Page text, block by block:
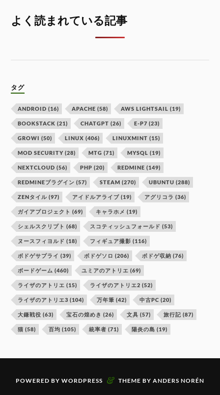
よく読まれている記事
タグ
ANDROID (16) APACHE (58) AWS LIGHTSAIL (19)
BOOKSTACK (21) CHATGPT (26) E-P7 (23)
GROWI (50) LINUX (406) LINUXMINT (15)
MOD SECURITY (28) MTG (71) MYSQL (19)
NEXTCLOUD (56) PHP (20) REDMINE (149)
REDMINEプラグイン (57) STEAM (270) UBUNTU (288)
ZENタイル (97) アイドルアライブ (19) アグリコラ (36)
ガイアプロジェクト (69) キャラホメ (19)
シェルスクリプト (68) スコティッシュフォールド (53)
ヌースフィヨルド (18) フィギュア撮影 (116)
ボドゲサプライ (39) ボドゲソロ (206) ボドゲ収納 (76)
ボードゲーム (460) ユミアのアトリエ (69)
ライザのアトリエ (15) ライザのアトリエ2 (52)
ライザのアトリエ3 (104) 万年筆 (42) 中古PC (20)
大鎌戦役 (63) 宝石の煌めき (26) 文具 (57) 旅行記 (87)
猫 (58) 百均 (105) 統率者 (71) 陽炎の島 (19)
POWERED BY WORDPRESS & THEME BY ANDERS NORÉN